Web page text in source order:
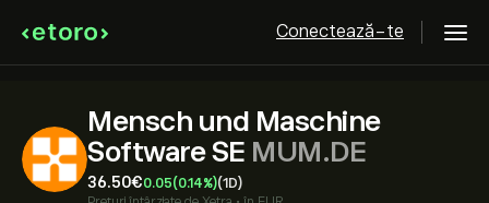
Conectează-te
Mensch und Maschine
Software SE MUM.DE
36.50‎€‎0.05(0.14%)(1D)